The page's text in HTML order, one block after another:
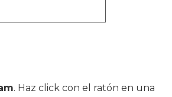
. Haz click con el ratón en una